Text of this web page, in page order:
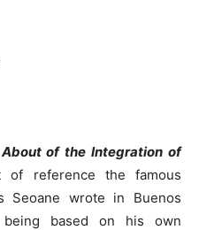
About of the Integration of
of reference the famous
Seoane wrote in Buenos
based on his own